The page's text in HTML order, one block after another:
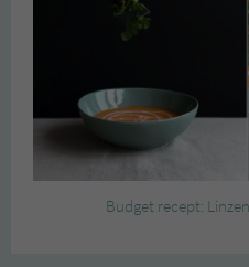
Budget recept: